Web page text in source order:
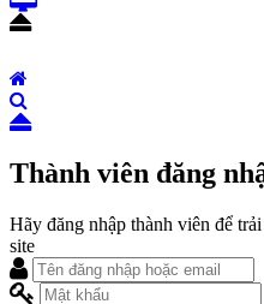
Thành viên đăng
Hãy đăng nhập thành viên để
site